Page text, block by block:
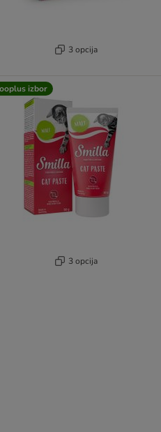
3 opcija
izbor
3 opcija